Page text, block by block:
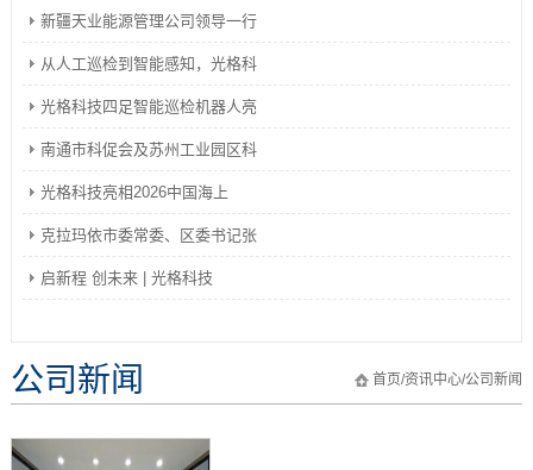
新疆天业能源管理公司领导一行
从人工巡检到智能感知，光格科
光格科技四足智能巡检机器人亮
南通市科促会及苏州工业园区科
光格科技亮相2026中国海上
克拉玛依市委常委、区委书记张
启新程 创未来 | 光格科技
首页/资讯中心/公司新闻
公司新闻